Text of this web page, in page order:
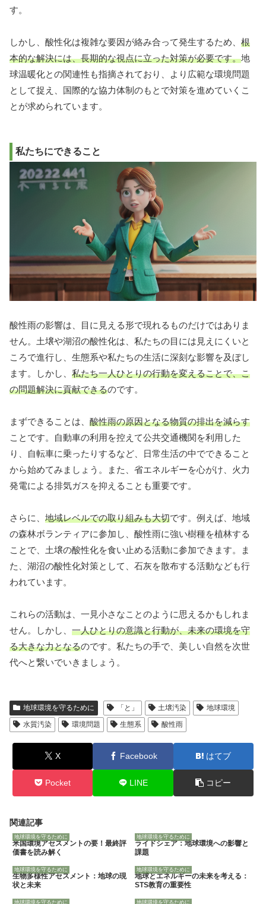
す。
しかし、酸性化は複雑な要因が絡み合って発生するため、 根
本的な解決には、長期的な視点に立った対策が必要です。地
球温暖化との関連性も指摘されており、より広範な環境問題
として捉え、国際的な協力体制のもとで対策を進めていくこ
とが求められています。
私たちにできること
酸性雨の影響は、目に見える形で現れるものだけではありま
せん。土壌や湖沼の酸性化は、私たちの目には見えにくいと
ころで進行し、生態系や私たちの生活に深刻な影響を及ぼし
ます。しかし、 私たち一人ひとりの行動を変えることで、こ
の問題解決に貢献できるのです。
まずできることは、 酸性雨の原因となる物質の排出を減らす
ことです。自動車の利用を控えて公共交通機関を利用した
り、自転車に乗ったりするなど、日常生活の中でできること
から始めてみましょう。また、省エネルギーを心がけ、火力
発電による排気ガスを抑えることも重要です。
さらに、 地域レベルでの取り組みも大切です。例えば、地域
の森林ボランティアに参加し、酸性雨に強い樹種を植林する
ことで、土壌の酸性化を食い止める活動に参加できます。ま
た、湖沼の酸性化対策として、石灰を散布する活動なども行
われています。
これらの活動は、一見小さなことのように思えるかもしれま
せん。しかし、 一人ひとりの意識と行動が、未来の環境を守
る大きな力となるのです。私たちの手で、美しい自然を次世
代へと繋いでいきましょう。
地球環境を守るために 「と」 土壌汚染
地球環境
水質汚染
環境問題 生態系 酸性雨
X Facebook はてブ
Pocket LINE コピー
関連記事
地球環境を守るために
米国環境アセスメントの要！最終評
価書を読み解く
地球環境を守るために
ライドシェア：地球環境への影響と
課題
地球環境を守るために
生物多様性アセスメント：地球の現
状と未来
地球環境を守るために
地球とエネルギーの未来を考える：
STS教育の重要性
地球環境を守るために 地球環境を守るために